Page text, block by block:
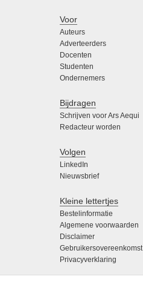
Voor
Auteurs
Adverteerders
Docenten
Studenten
Ondernemers
Bijdragen
Schrijven voor Ars Aequi
Redacteur worden
Volgen
LinkedIn
Nieuwsbrief
Kleine lettertjes
Bestelinformatie
Algemene voorwaarden
Disclaimer
Gebruikersovereenkomst
Privacyverklaring